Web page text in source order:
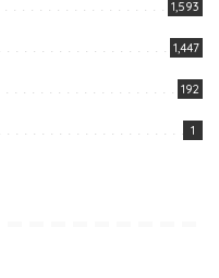
1,593
1,447
192
1